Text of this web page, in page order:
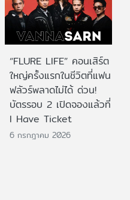
“FLURE LIFE” คอนเสิร์ต
ใหญ่ครั้งแรกในชีวิตที่แฟน
ฟลัวร์พลาดไม่ได้ ด่วน!
บัตรรอบ 2 เปิดจองแล้วที่
I Have Ticket
6 กรกฎาคม 2026